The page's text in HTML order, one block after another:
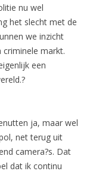
nu wel
het slecht met de
we inzicht
markt.
een
ja, maar wel
net terug uit
camera?s. Dat
dat ik continu